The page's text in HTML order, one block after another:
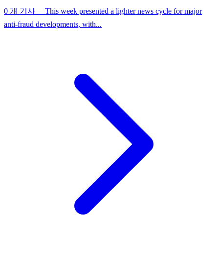
0 개 기사— This week presented a lighter news cycle for major
anti-fraud developments, with...